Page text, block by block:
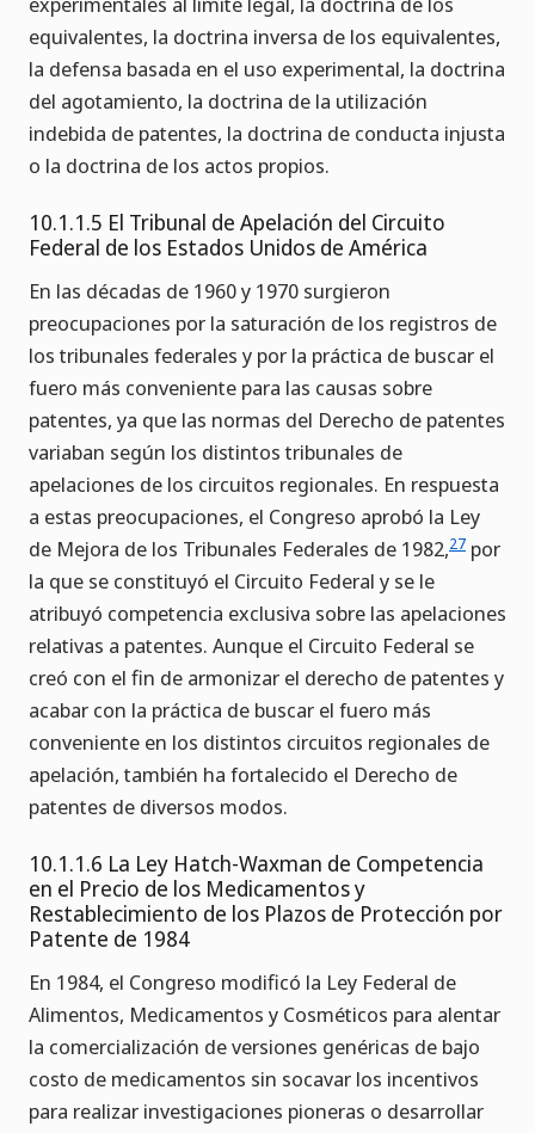
equivalentes, la doctrina inversa de los equivalentes,
la defensa basada en el uso experimental, la doctrina
del agotamiento, la doctrina de la utilización
indebida de patentes, la doctrina de conducta injusta
o la doctrina de los actos propios.
10.1.1.5 El Tribunal de Apelación del Circuito
Federal de los Estados Unidos de América
En las décadas de 1960 y 1970 surgieron
preocupaciones por la saturación de los registros de
los tribunales federales y por la práctica de buscar el
fuero más conveniente para las causas sobre
patentes, ya que las normas del Derecho de patentes
variaban según los distintos tribunales de
apelaciones de los circuitos regionales. En respuesta
a estas preocupaciones, el Congreso aprobó la Ley
de Mejora de los Tribunales Federales de 1982,27 por
la que se constituyó el Circuito Federal y se le
atribuyó competencia exclusiva sobre las apelaciones
relativas a patentes. Aunque el Circuito Federal se
creó con el fin de armonizar el derecho de patentes y
acabar con la práctica de buscar el fuero más
conveniente en los distintos circuitos regionales de
apelación, también ha fortalecido el Derecho de
patentes de diversos modos.
10.1.1.6 La Ley Hatch-Waxman de Competencia
en el Precio de los Medicamentos y
Restablecimiento de los Plazos de Protección por
Patente de 1984
En 1984, el Congreso modificó la Ley Federal de
Alimentos, Medicamentos y Cosméticos para alentar
la comercialización de versiones genéricas de bajo
costo de medicamentos sin socavar los incentivos
para realizar investigaciones pioneras o desarrollar